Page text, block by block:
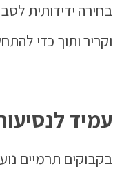
בחירה ידידותית
וקריר ותוך כדי
עמיד
בקבוקים תרמיים